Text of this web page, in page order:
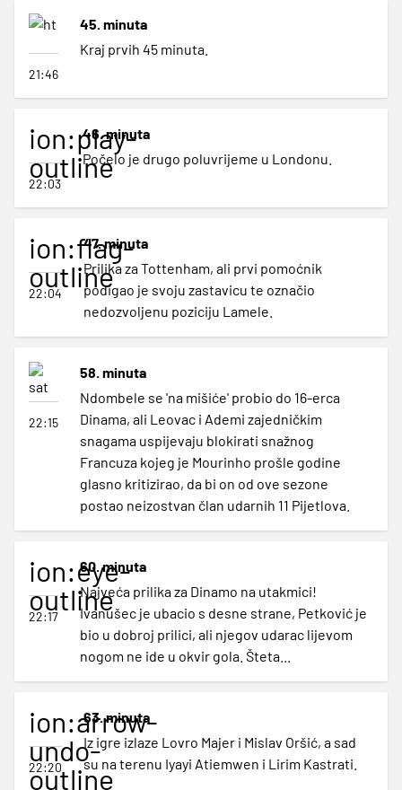
21:46
45. minuta
Kraj prvih 45 minuta.
ion:play-
outline
22:03
46. minuta
Počelo je drugo poluvrijeme u Londonu.
ion:flag-
outline
22:04
47. minuta
Prilika za Tottenham, ali prvi pomoćnik
podigao je svoju zastavicu te označio
nedozvoljenu poziciju Lamele.
22:15
58. minuta
Ndombele se 'na mišiće' probio do 16-erca
Dinama, ali Leovac i Ademi zajedničkim
snagama uspijevaju blokirati snažnog
Francuza kojeg je Mourinho prošle godine
glasno kritizirao, da bi on od ove sezone
postao neizostvan član udarnih 11 Pijetlova.
ion:eye-
outline
22:17
60. minuta
Najveća prilika za Dinamo na utakmici!
Ivanušec je ubacio s desne strane, Petković je
bio u dobroj prilici, ali njegov udarac lijevom
nogom ne ide u okvir gola. Šteta...
ion:arrow-
undo-
outline
22:20
63. minuta
Iz igre izlaze Lovro Majer i Mislav Oršić, a sad
su na terenu Iyayi Atiemwen i Lirim Kastrati.